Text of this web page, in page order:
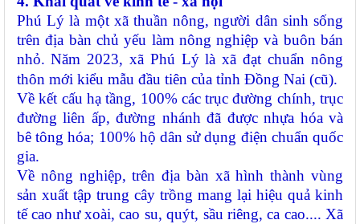
Phú Lý là một xã thuần nông, người dân sinh sống
trên địa bàn chủ yếu làm nông nghiệp và buôn bán
nhỏ. Năm 2023, xã Phú Lý là xã đạt chuẩn nông
thôn mới kiểu mẫu đầu tiên của tỉnh Đồng Nai (cũ).
Về kết cấu hạ tầng, 100% các trục đường chính, trục
đường liên ấp, đường nhánh đã được nhựa hóa và
bê tông hóa; 100% hộ dân sử dụng điệnchuẩn quốc
gia.
Về nông nghiệp, trên địa bàn xã hình thành vùng
sản xuất tập trung cây trồng mang lại hiệu quả kinh
tế cao như xoài, cao su, quýt, sầu riêng, ca cao....Xã